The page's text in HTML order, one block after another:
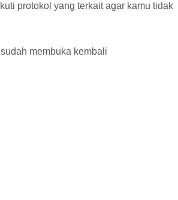
protokol yang terkait agar kamu tidak
membuka kembali